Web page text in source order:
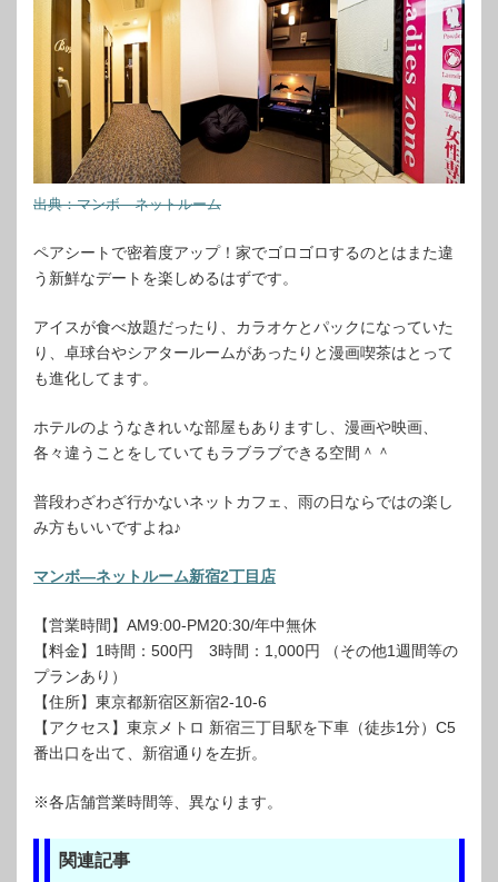
出典：マンボ―ネットルーム
ペアシートで密着度アップ！家でゴロゴロするのとはまた違
う新鮮なデートを楽しめるはずです。
アイスが食べ放題だったり、カラオケとパックになっていた
り、卓球台やシアタールームがあったりと漫画喫茶はとって
も進化してます。
ホテルのようなきれいな部屋もありますし、漫画や映画、
各々違うことをしていてもラブラブできる空間＾＾
普段わざわざ行かないネットカフェ、雨の日ならではの楽し
み方もいいですよね♪
マンボ―ネットルーム新宿2丁目店
【営業時間】AM9:00-PM20:30/年中無休
【料金】1時間：500円 3時間：1,000円 （その他1週間等の
プランあり）
【住所】東京都新宿区新宿2-10-6
【アクセス】東京メトロ 新宿三丁目駅を下車（徒歩1分）C5
番出口を出て、新宿通りを左折。
※各店舗営業時間等、異なります。
関連記事